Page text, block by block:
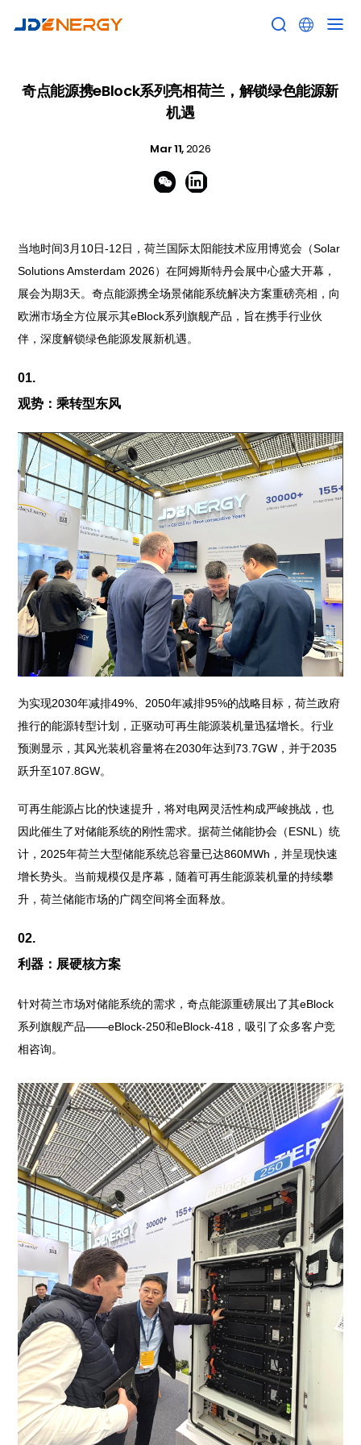
 
奇点能源携eBlock系列亮相荷兰，解锁绿色能源新
机遇
Mar 11,2026
 
当地时间3月10日-12日，荷兰国际太阳能技术应用博览会（Solar
Solutions Amsterdam 2026）在阿姆斯特丹会展中心盛大开幕，
展会为期3天。奇点能源携全场景储能系统解决方案重磅亮相，向
欧洲市场全方位展示其eBlock系列旗舰产品，旨在携手行业伙
伴，深度解锁绿色能源发展新机遇。
01.
观势：乘转型东风
为实现2030年减排49%、2050年减排95%的战略目标，荷兰政府
推行的能源转型计划，正驱动可再生能源装机量迅猛增长。行业
预测显示，其风光装机容量将在2030年达到73.7GW，并于2035
跃升至107.8GW。
可再生能源占比的快速提升，将对电网灵活性构成严峻挑战，也
因此催生了对储能系统的刚性需求。据荷兰储能协会（ESNL）统
计，2025年荷兰大型储能系统总容量已达860MWh，并呈现快速
增长势头。当前规模仅是序幕，随着可再生能源装机量的持续攀
升，荷兰储能市场的广阔空间将全面释放。
02.
利器：展硬核方案
针对荷兰市场对储能系统的需求，奇点能源重磅展出了其eBlock
系列旗舰产品——eBlock-250和eBlock-418，吸引了众多客户竞
相咨询。